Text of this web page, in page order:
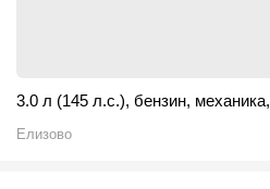
3.0 л (145 л.с.), бензин, механика,
Елизово